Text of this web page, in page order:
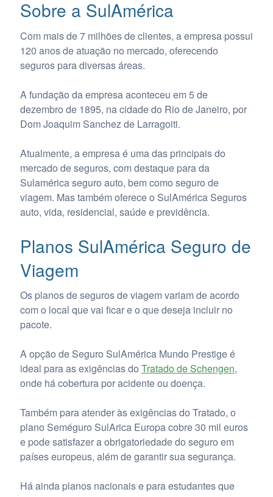
Sobre a SulAmérica
Com mais de 7 milhões de clientes, a empresa possui
120 anos de atuação no mercado, oferecendo
seguros para diversas áreas.
A fundação da empresa aconteceu em 5 de
dezembro de 1895, na cidade do Rio de Janeiro, por
Dom Joaquim Sanchez de Larragoiti.
Atualmente, a empresa é uma das principais do
mercado de seguros, com destaque para da
Sulamérica seguro auto, bem como seguro de
viagem. Mas também oferece o SulAmérica Seguros
auto, vida, residencial, saúde e previdência.
Planos SulAmérica Seguro de
Viagem
Os planos de seguros de viagem variam de acordo
com o local que vai ficar e o que deseja incluir no
pacote.
A opção de Seguro SulAmérica Mundo Prestige é
ideal para as exigências do Tratado de Schengen,
onde há cobertura por acidente ou doença.
Também para atender às exigências do Tratado, o
plano Seméguro SulArica Europa cobre 30 mil euros
e pode satisfazer a obrigatoriedade do seguro em
países europeus, além de garantir sua segurança.
Há ainda planos nacionais e para estudantes que